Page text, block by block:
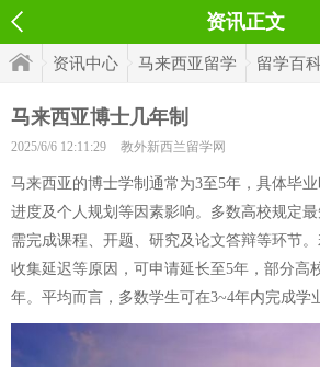
资讯正文
资讯中心 马来西亚留学 留学百
马来西亚博士几年制
2025/6/6 12:11:29 教外新西兰留学网
马来西亚的博士学制通常为3至5年，具体毕
进度及个人规划等因素影响。多数高校规定
需完成课程、开题、研究及论文答辩等环节
收集延迟等原因，可申请延长至5年，部分高
年。平均而言，多数学生可在3~4年内完成学